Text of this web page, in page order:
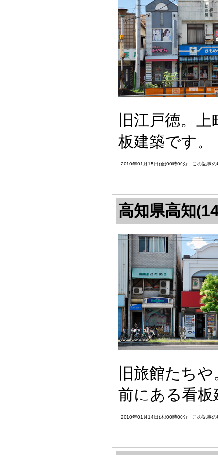
旧江戸徳。
板建築です。
2010年01月15日(金)00時00分 この記事の
高知県高知
旧旅館たち
前にある看板
2010年01月14日(木)00時00分 この記事の